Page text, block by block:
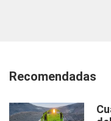
Recomendadas